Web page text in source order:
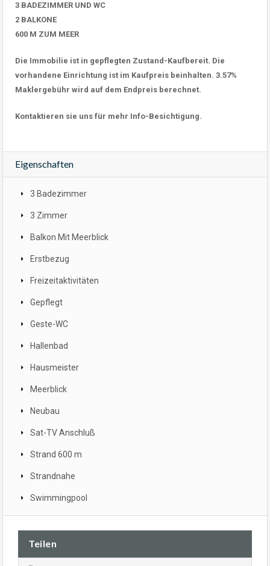
3 BADEZIMMER UND WC
2 BALKONE
600 M ZUM MEER
Die Immobilie ist in gepflegten Zustand-Kaufbereit. Die
vorhandene Einrichtung ist im Kaufpreis beinhalten. 3.57%
Maklergebühr wird auf dem Endpreis berechnet.
Kontaktieren sie uns für mehr Info-Besichtigung.
Eigenschaften
3 Badezimmer
3 Zimmer
Balkon Mit Meerblick
Erstbezug
Freizeitaktivitäten
Gepflegt
Geste-WC
Hallenbad
Hausmeister
Meerblick
Neubau
Sat-TV Anschluß
Strand 600 m
Strandnahe
Swimmingpool
Teilen